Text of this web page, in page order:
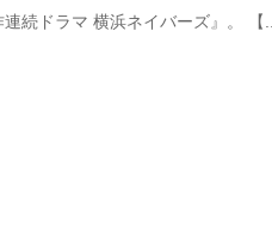
続ドラマ 横浜ネイバーズ』。 【...